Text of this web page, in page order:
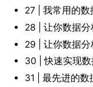
27 | 我常用的
28 | 让你数据分
29 | 让你数据分
30 | 快速实现
31 | 最先进的数